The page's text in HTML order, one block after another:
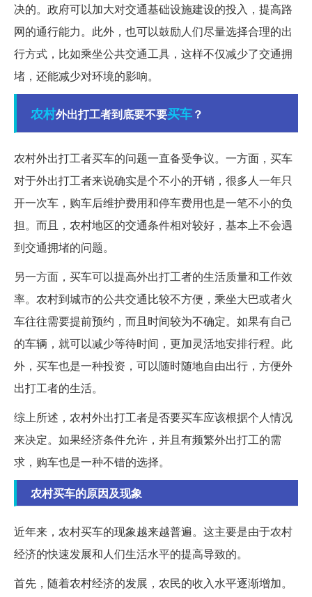
决的。政府可以加大对交通基础设施建设的投入，提高路
网的通行能力。此外，也可以鼓励人们尽量选择合理的出
行方式，比如乘坐公共交通工具，这样不仅减少了交通拥
堵，还能减少对环境的影响。
农村外出打工者到底要不要买车？
农村外出打工者买车的问题一直备受争议。一方面，买车
对于外出打工者来说确实是个不小的开销，很多人一年只
开一次车，购车后维护费用和停车费用也是一笔不小的负
担。而且，农村地区的交通条件相对较好，基本上不会遇
到交通拥堵的问题。
另一方面，买车可以提高外出打工者的生活质量和工作效
率。农村到城市的公共交通比较不方便，乘坐大巴或者火
车往往需要提前预约，而且时间较为不确定。如果有自己
的车辆，就可以减少等待时间，更加灵活地安排行程。此
外，买车也是一种投资，可以随时随地自由出行，方便外
出打工者的生活。
综上所述，农村外出打工者是否要买车应该根据个人情况
来决定。如果经济条件允许，并且有频繁外出打工的需
求，购车也是一种不错的选择。
农村买车的原因及现象
近年来，农村买车的现象越来越普遍。这主要是由于农村
经济的快速发展和人们生活水平的提高导致的。
首先，随着农村经济的发展，农民的收入水平逐渐增加。